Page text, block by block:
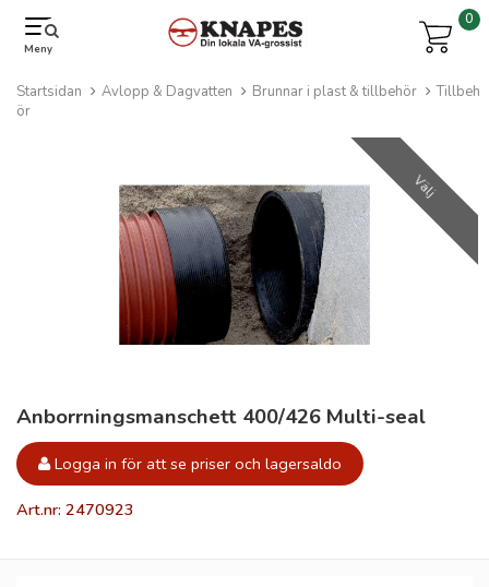
Meny
0
Startsidan Avlopp & Dagvatten Brunnar i plast & tillbehör
Tillbeh
ör
Välj
Anborrningsmanschett 400/426 Multi-seal
Logga in för att se priser och lagersaldo
Art.nr: 2470923